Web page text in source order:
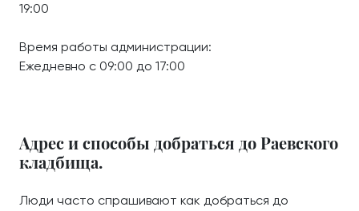
19:00
Время работы администрации:
Ежедневно с 09:00 до 17:00
Адрес и способы добраться до Раевского
кладбища.
Люди часто спрашивают как добраться до